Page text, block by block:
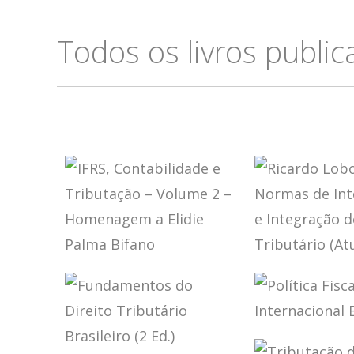
Todos os livros
IFRS,
CONTABILIDADE
E TRIBUTAÇÃO –
VOLUME 2 –
HOMENAGEM A
RICARDO
TORRES –
NORMAS
E
POLÍTICA